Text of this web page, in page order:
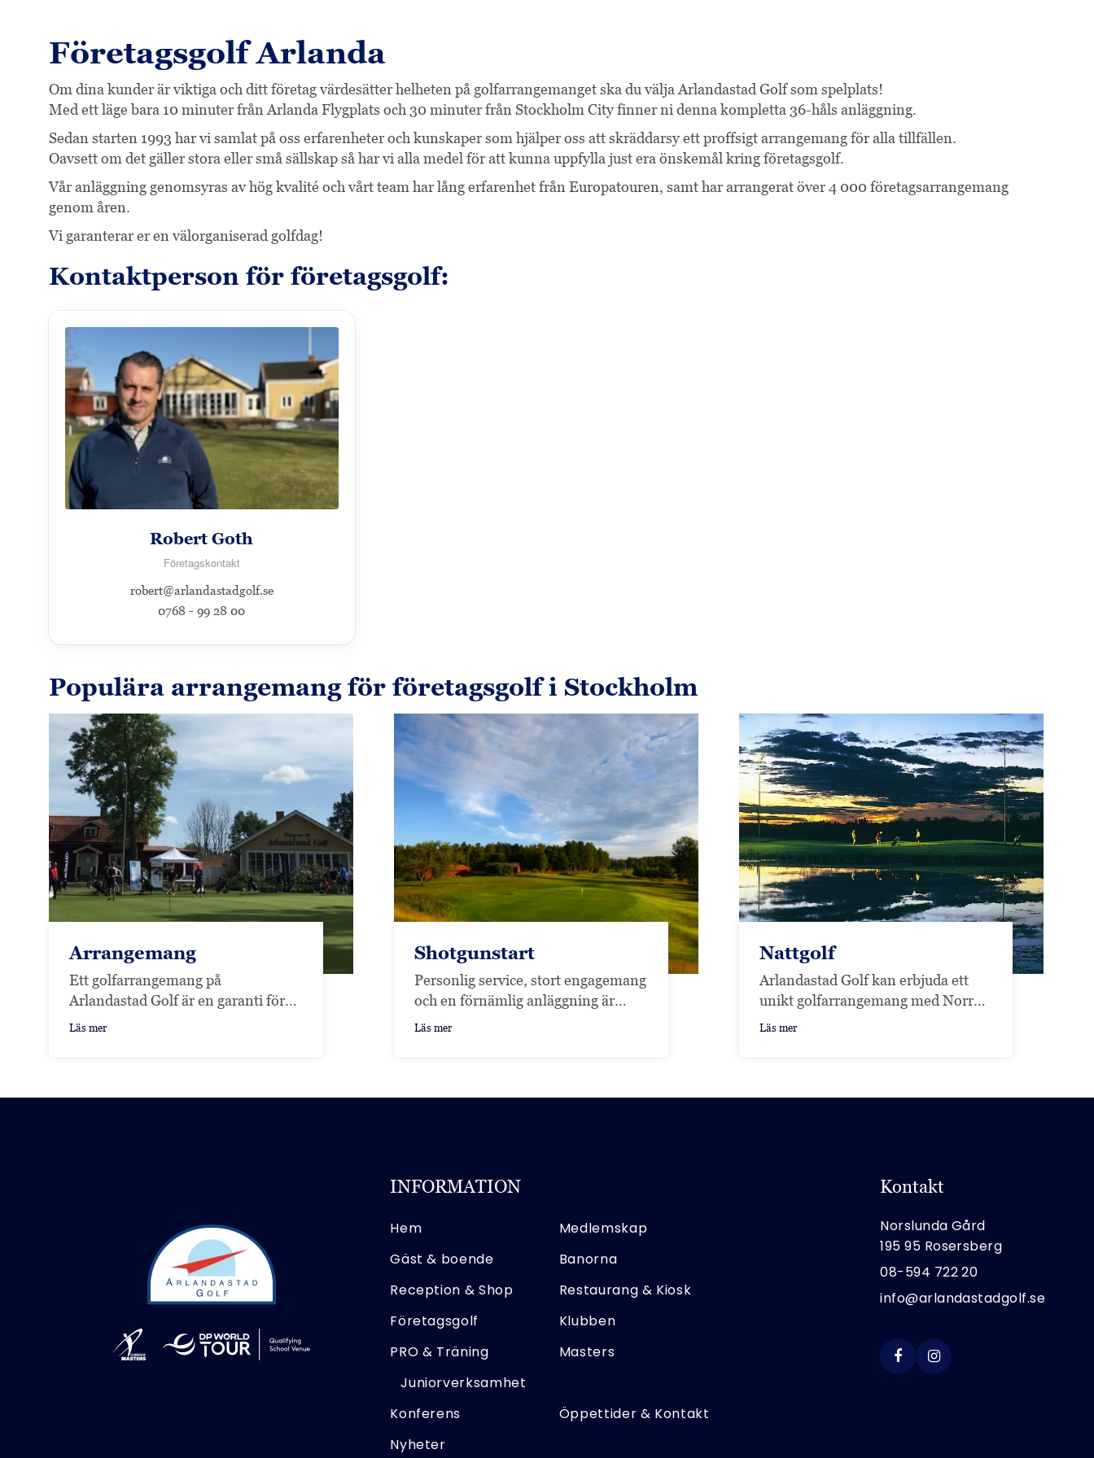
Företagsgolf Arlanda
Om dina kunder är viktiga och ditt företag värdesätter helheten på golfarrangemanget ska du välja Arlandastad Golf som spelplats!
Med ett läge bara 10 minuter från Arlanda Flygplats och 30 minuter från Stockholm City finner ni denna kompletta 36-håls anläggning.
Sedan starten 1993 har vi samlat på oss erfarenheter och kunskaper som hjälper oss att skräddarsy ett proffsigt arrangemang för alla tillfällen.
Oavsett om det gäller stora eller små sällskap så har vi alla medel för att kunna uppfylla just era önskemål kring företagsgolf.
Vår anläggning genomsyras av hög kvalité och vårt team har lång erfarenhet från Europatouren, samt har arrangerat över 4 000 företagsarrangemang
genom åren.
Vi garanterar er en välorganiserad golfdag!
Kontaktperson för företagsgolf:
Robert Goth
Företagskontakt
robert@arlandastadgolf.se
0768 - 99 28 00
Populära arrangemang för företagsgolf i Stockholm
Arrangemang
Ett golfarrangemang på
Arlandastad Golf är en garanti för
ett lyckat arrangemang.
Läs mer
Shotgunstart
Personlig service, stort engagemang
och en förnämlig anläggning är
ingredienser som gör att kunderna
Läs mer
Nattgolf
Arlandastad Golf kan erbjuda ett
unikt golfarrangemang med Norra
Europas enda belysta golfbana.
Läs mer
INFORMATION
Hem
Medlemskap
Gäst & boende
Banorna
Reception & Shop
Restaurang & Kiosk
Företagsgolf
Klubben
PRO & Träning
Juniorverksamhet
Masters
Konferens
Öppettider & Kontakt
Nyheter
Kontakt
Norslunda Gård
195 95 Rosersberg
08-594 722 20
info@arlandastadgolf.se